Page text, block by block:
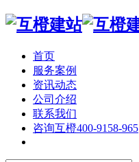
首页
服务案例
资讯动态
公司介绍
联系我们
咨询互橙400-9158-965